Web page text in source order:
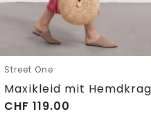
Street One
CHF 119.00